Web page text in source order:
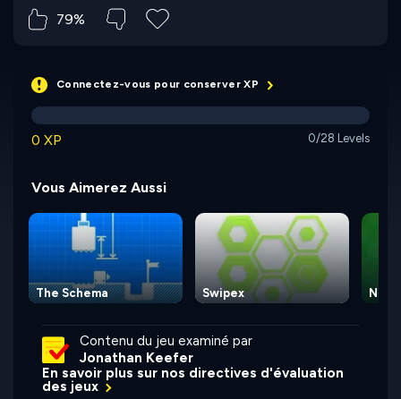
79%
Connectez-vous pour conserver XP
0 XP 0/28 Levels
Vous Aimerez Aussi
The Schema Swipex
Contenu du jeu examiné par
Jonathan Keefer
En savoir plus sur nos directives d'évaluation
des jeux